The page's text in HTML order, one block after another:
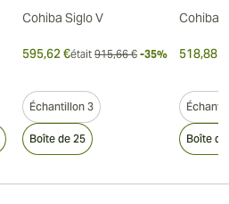
Cohiba Siglo V
595,62 €était 915,66 € -35%
Échantillon 3
Boîte de 25
Cohiba
518,88 €
Boîte